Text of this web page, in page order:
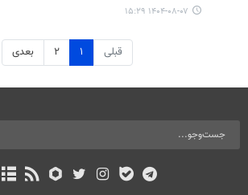
۱۴۰۴-۰۸-۰۷ ۱۵:۲۹
قبلی ۱ ۲ بعدی